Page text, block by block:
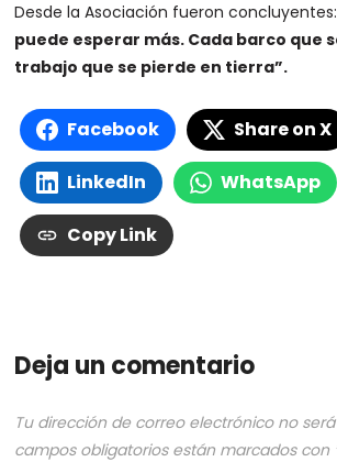
Desde la Asociación fueron concluyentes:
puede esperar más. Cada barco que
trabajo que se pierde en tierra”.
Facebook Share on X
LinkedIn WhatsApp
Copy Link
Deja un comentario
Tu dirección de correo electrónico no
campos obligatorios están marcados con